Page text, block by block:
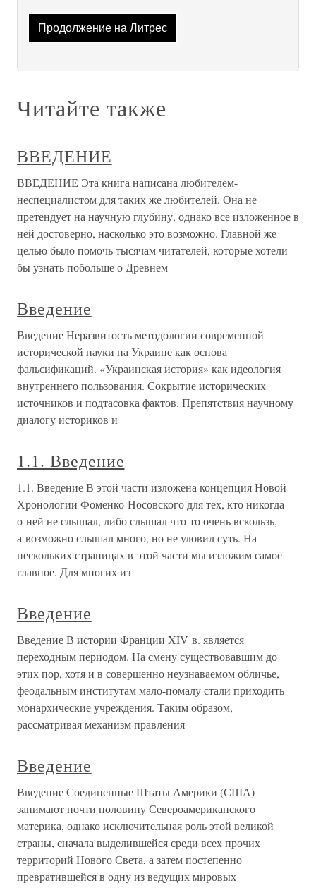
Продолжение на Литрес
Читайте также
ВВЕДЕНИЕ
ВВЕДЕНИЕ Эта книга написана любителем-
неспециалистом для таких же любителей. Она не
претендует на научную глубину, однако все изложенное в
ней достоверно, насколько это возможно. Главной же
целью было помочь тысячам читателей, которые хотели
бы узнать побольше о Древнем
Введение
Введение Неразвитость методологии современной
исторической науки на Украине как основа
фальсификаций. «Украинская история» как идеология
внутреннего пользования. Сокрытие исторических
источников и подтасовка фактов. Препятствия научному
диалогу историков и
1.1. Введение
1.1. Введение В этой части изложена концепция Новой
Хронологии Фоменко-Носовского для тех, кто никогда
о ней не слышал, либо слышал что-то очень вскользь,
а возможно слышал много, но не уловил суть. На
нескольких страницах в этой части мы изложим самое
главное. Для многих из
Введение
Введение В истории Франции XIV в. является
переходным периодом. На смену существовавшим до
этих пор, хотя и в совершенно неузнаваемом обличье,
феодальным институтам мало-помалу стали приходить
монархические учреждения. Таким образом,
рассматривая механизм правления
Введение
Введение Соединенные Штаты Америки (США)
занимают почти половину Североамериканского
материка, однако исключительная роль этой великой
страны, сначала выделившейся среди всех прочих
территорий Нового Света, а затем постепенно
превратившейся в одну из ведущих мировых